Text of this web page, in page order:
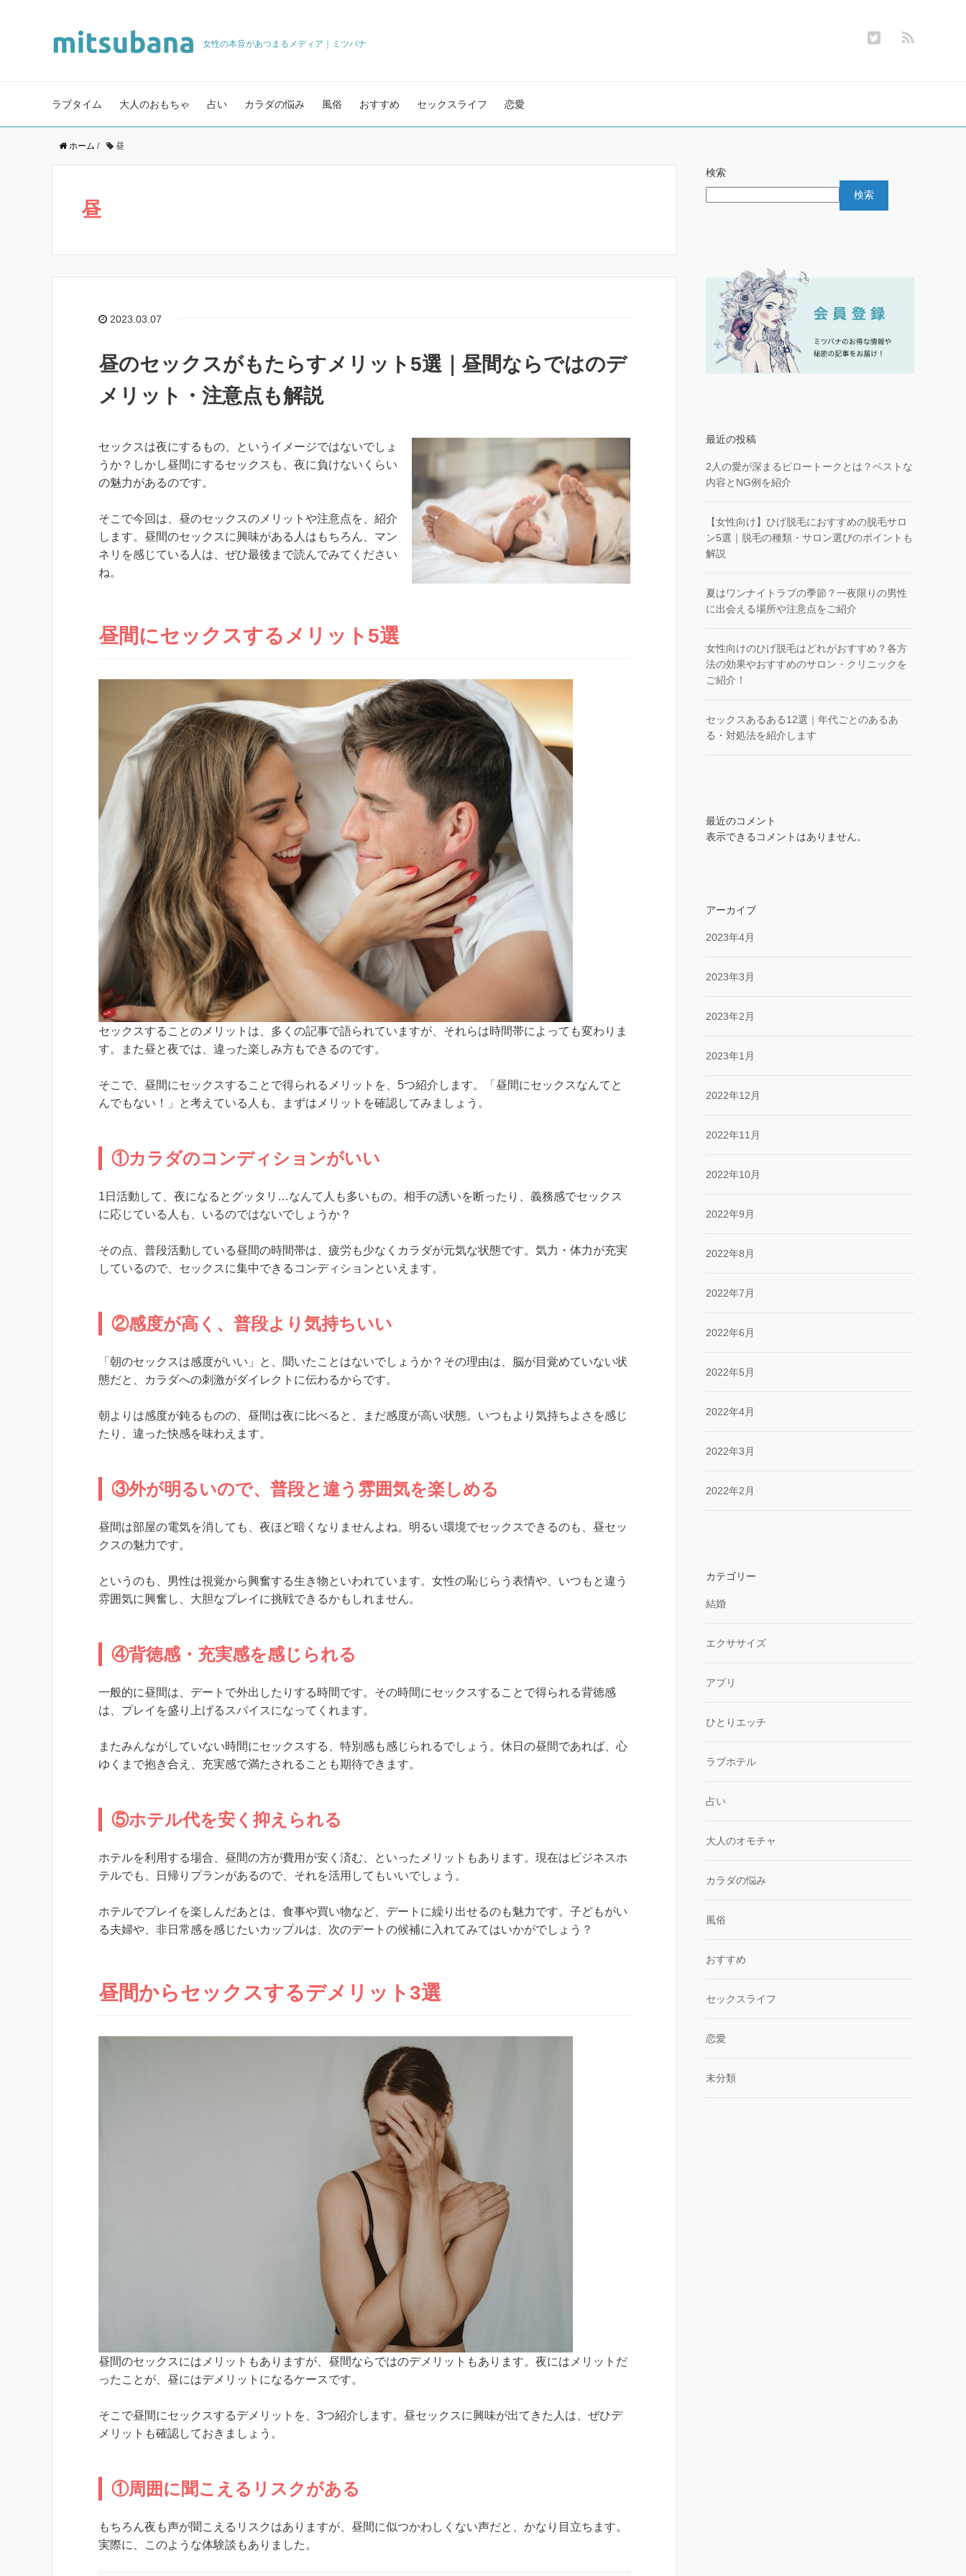
女性の本音があつまるメディア｜ミツバナ
ラブタイム 大人のおもちゃ 占い カラダの悩み 風俗 おすすめ セックスライフ 恋愛
ホーム / 昼
昼
2023.03.07
昼のセックスがもたらすメリット5選｜昼間ならではのデ
メリット・注意点も解説
セックスは夜にするもの、というイメージではないでしょ
うか？しかし昼間にするセックスも、夜に負けないくらい
の魅力があるのです。
そこで今回は、昼のセックスのメリットや注意点を、紹介
します。昼間のセックスに興味がある人はもちろん、マン
ネリを感じている人は、ぜひ最後まで読んでみてください
ね。
昼間にセックスするメリット5選
セックスすることのメリットは、多くの記事で語られていますが、それらは時間帯によっても変わりま
す。また昼と夜では、違った楽しみ方もできるのです。
そこで、昼間にセックスすることで得られるメリットを、5つ紹介します。「昼間にセックスなんてと
んでもない！」と考えている人も、まずはメリットを確認してみましょう。
①カラダのコンディションがいい
1日活動して、夜になるとグッタリ…なんて人も多いもの。相手の誘いを断ったり、義務感でセックス
に応じている人も、いるのではないでしょうか？
その点、普段活動している昼間の時間帯は、疲労も少なくカラダが元気な状態です。気力・体力が充実
しているので、セックスに集中できるコンディションといえます。
②感度が高く、普段より気持ちいい
「朝のセックスは感度がいい」と、聞いたことはないでしょうか？その理由は、脳が目覚めていない状
態だと、カラダへの刺激がダイレクトに伝わるからです。
朝よりは感度が鈍るものの、昼間は夜に比べると、まだ感度が高い状態。いつもより気持ちよさを感じ
たり、違った快感を味わえます。
③外が明るいので、普段と違う雰囲気を楽しめる
昼間は部屋の電気を消しても、夜ほど暗くなりませんよね。明るい環境でセックスできるのも、昼セッ
クスの魅力です。
というのも、男性は視覚から興奮する生き物といわれています。女性の恥じらう表情や、いつもと違う
雰囲気に興奮し、大胆なプレイに挑戦できるかもしれません。
④背徳感・充実感を感じられる
一般的に昼間は、デートで外出したりする時間です。その時間にセックスすることで得られる背徳感
は、プレイを盛り上げるスパイスになってくれます。
またみんながしていない時間にセックスする、特別感も感じられるでしょう。休日の昼間であれば、心
ゆくまで抱き合え、充実感で満たされることも期待できます。
⑤ホテル代を安く抑えられる
ホテルを利用する場合、昼間の方が費用が安く済む、といったメリットもあります。現在はビジネスホ
テルでも、日帰りプランがあるので、それを活用してもいいでしょう。
ホテルでプレイを楽しんだあとは、食事や買い物など、デートに繰り出せるのも魅力です。子どもがい
る夫婦や、非日常感を感じたいカップルは、次のデートの候補に入れてみてはいかがでしょう？
昼間からセックスするデメリット3選
昼間のセックスにはメリットもありますが、昼間ならではのデメリットもあります。夜にはメリットだ
ったことが、昼にはデメリットになるケースです。
そこで昼間にセックスするデメリットを、3つ紹介します。昼セックスに興味が出てきた人は、ぜひデ
メリットも確認しておきましょう。
①周囲に聞こえるリスクがある
もちろん夜も声が聞こえるリスクはありますが、昼間に似つかわしくない声だと、かなり目立ちます。
実際に、このような体験談もありました。
検索
検索
最近の投稿
2人の愛が深まるピロートークとは？ベストな
内容とNG例を紹介
【女性向け】ひげ脱毛におすすめの脱毛サロ
ン5選｜脱毛の種類・サロン選びのポイントも
解説
夏はワンナイトラブの季節？一夜限りの男性
に出会える場所や注意点をご紹介
女性向けのひげ脱毛はどれがおすすめ？各方
法の効果やおすすめのサロン・クリニックを
ご紹介！
セックスあるある12選｜年代ごとのあるあ
る・対処法を紹介します
最近のコメント
表示できるコメントはありません。
アーカイブ
2023年4月
2023年3月
2023年2月
2023年1月
2022年12月
2022年11月
2022年10月
2022年9月
2022年8月
2022年7月
2022年6月
2022年5月
2022年4月
2022年3月
2022年2月
カテゴリー
結婚
エクササイズ
アプリ
ひとりエッチ
ラブホテル
占い
大人のオモチャ
カラダの悩み
風俗
おすすめ
セックスライフ
恋愛
未分類